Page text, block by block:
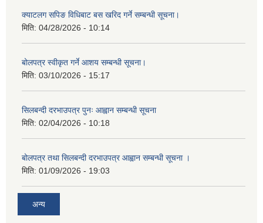
क्याटलग सपिङ विधिबाट बस खरिद गर्ने सम्बन्धी सूचना।
मिति: 04/28/2026 - 10:14
बोलपत्र स्वीकृत गर्ने आशय सम्बन्धी सूचना।
मिति: 03/10/2026 - 15:17
सिलबन्दी दरभाउपत्र पुनः आह्वान सम्बन्धी सूचना
मिति: 02/04/2026 - 10:18
बोलपत्र तथा सिलबन्दी दरभाउपत्र आह्वान सम्बन्धी सूचना ।
मिति: 01/09/2026 - 19:03
अन्य